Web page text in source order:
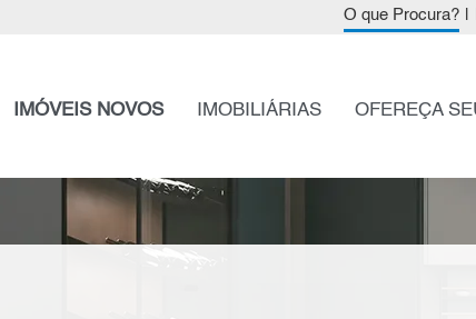
O que Procura?
IMÓVEIS NOVOS IMOBILIÁRIAS OFEREÇA